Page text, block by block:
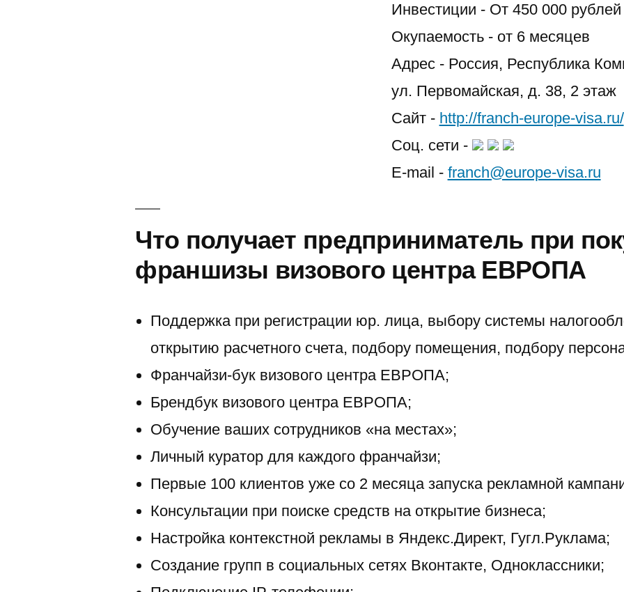
Инвестиции - От 450 000 рублей
Окупаемость - от 6 месяцев
Адрес - Россия, Республика
ул. Первомайская, д. 38, 2 этаж
Сайт - http://franch-europe-visa.ru/
Соц. сети -
E-mail - franch@europe-visa.ru
Что получает предприниматель при
франшизы визового центра ЕВРОПА
Поддержка при регистрации юр. лица, выбору системы
открытию расчетного счета, подбору помещения, подбору
Франчайзи-бук визового центра ЕВРОПА;
Брендбук визового центра ЕВРОПА;
Обучение ваших сотрудников «на местах»;
Личный куратор для каждого франчайзи;
Первые 100 клиентов уже со 2 месяца запуска рекламной
Консультации при поиске средств на открытие бизнеса;
Настройка контекстной рекламы в Яндекс.Директ, Гугл.Руклама;
Создание групп в социальных сетях Вконтакте, Одноклассники;